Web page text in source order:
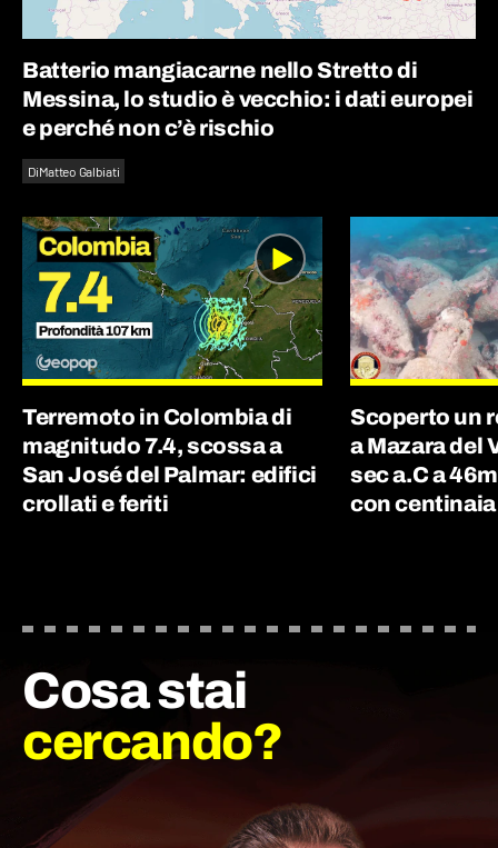
Batterio mangiacarne nello Stretto di
Messina, lo studio è vecchio: i dati europei
e perché non c’è rischio
DiMatteo Galbiati
Terremoto in Colombia di
magnitudo 7.4, scossa a
San José del Palmar: edifici
crollati e feriti
Scoperto un
a Mazara del
sec a.C a
con
Cosa stai
cercando?